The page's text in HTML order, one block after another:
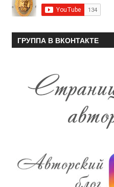
ГРУППА В ВКОНТАКТЕ